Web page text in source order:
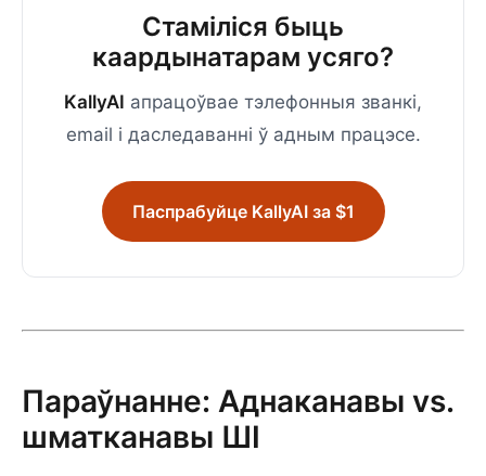
Стаміліся быць
каардынатарам усяго?
KallyAI апрацоўвае тэлефонныя званкі,
email і даследаванні ў адным працэсе.
Паспрабуйце KallyAI за $1
Параўнанне: Аднаканавы vs.
шматканавы ШІ